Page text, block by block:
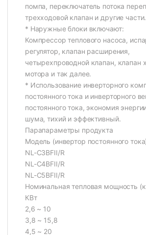
помпа, переключатель потока
трехходовой клапан и другие части.
* Наружные блоки включают:
Компрессор теплового насоса,
регулятор, клапан расширения,
четырехпроводной клапан, клапан
мотора и так далее.
* Использование инверторного
постоянного тока и инверторного
постоянного тока, экономия
шума, тихий и эффективный.
Парапараметры продукта
Модель (инвертор постоянного
NL-C3BFII/R
NL-C4BFII/R
NL-C5BFII/R
Номинальная тепловая мощность
КВт
2,6 ~ 10
3,8 ~ 15,8
4,5 ~ 20